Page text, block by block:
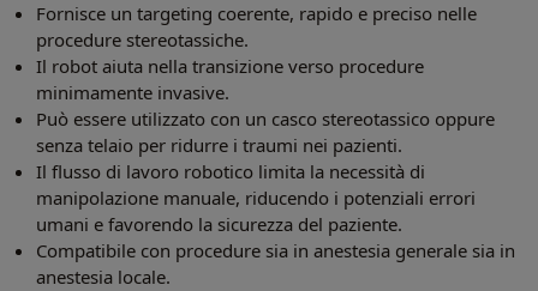
Fornisce un targeting coerente, rapido e preciso nelle
procedure stereotassiche.
Il robot aiuta nella transizione verso procedure
minimamente invasive.
Può essere utilizzato con un casco stereotassico oppure
senza telaio per ridurre i traumi nei pazienti.
Il flusso di lavoro robotico limita la necessità di
manipolazione manuale, riducendo i potenziali errori
umani e favorendo la sicurezza del paziente.
Compatibile con procedure sia in anestesia generale sia in
anestesia locale.